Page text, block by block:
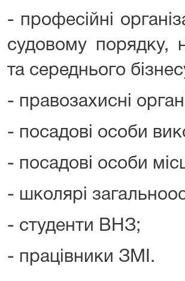
- професійні
судовому порядку,
та середнього
- правозахисні
- посадові особи
- посадові особи
- школярі
- студенти ВНЗ;
- працівники ЗМІ.